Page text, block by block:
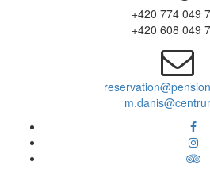
+420 774 049
+420 608 049